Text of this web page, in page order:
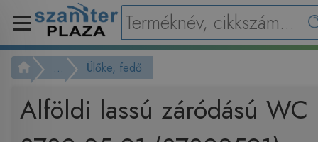
... Ülőke, fedő
Alföldi lassú záródású WC